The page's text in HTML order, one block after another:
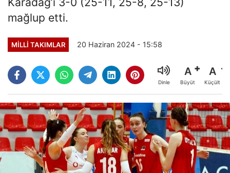
mağlup etti.
MILLI TAKIMLAR 20 Haziran 2024 - 15:58
Dinle
A
Büyüt
A
Küçült